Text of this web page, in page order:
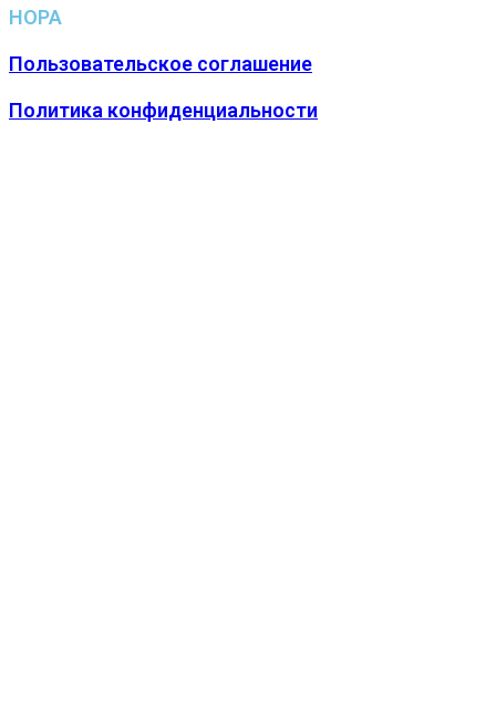
НОРА
Пользовательское соглашение
Политика конфиденциальности